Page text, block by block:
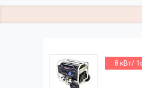
8 кВт/